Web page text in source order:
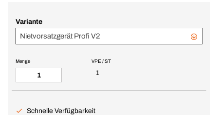
Variante
Nietvorsatzgerät Profi V2
VPE / ST
1
Menge
Schnelle Verfügbarkeit